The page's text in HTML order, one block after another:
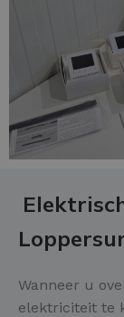
Wanneer u
elektriciteit te